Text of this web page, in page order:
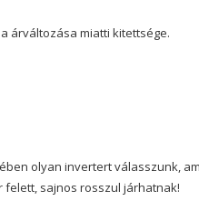
árváltozása miatti kitettsége.
olyan invertert válasszunk,
sajnos rosszul járhatnak!